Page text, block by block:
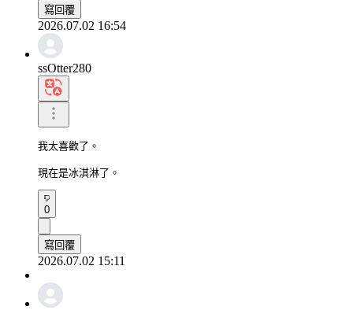
寫回覆
2026.07.02 16:54
ssOtter280
我太喜歡了。
現在是冰淇淋了。
0
寫回覆
2026.07.02 15:11